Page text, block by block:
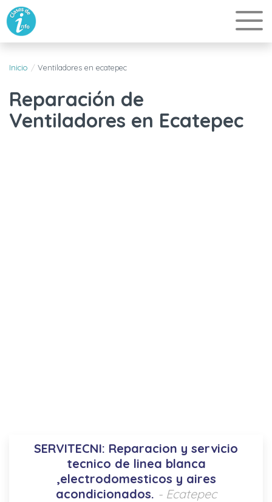
Inicio Ventiladores en ecatepec
Reparación de
Ventiladores en Ecatepec
SERVITECNI: Reparacion y servicio
tecnico de linea blanca
,electrodomesticos y aires
acondicionados. - Ecatepec